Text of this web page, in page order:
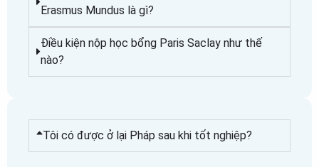
Erasmus Mundus là gì?
Điều kiện nộp học bổng Paris Saclay như thế
nào?
Tôi có được ở lại Pháp sau khi tốt nghiệp?